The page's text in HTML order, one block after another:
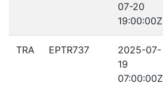
07-20
19:00:00Z
TRA EPTR737
2025-07-
19
07:00:00Z